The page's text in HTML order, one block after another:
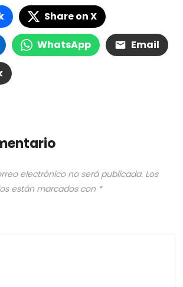
Share on X
WhatsApp Email
electrónico no será publicada. Los
están marcados con *